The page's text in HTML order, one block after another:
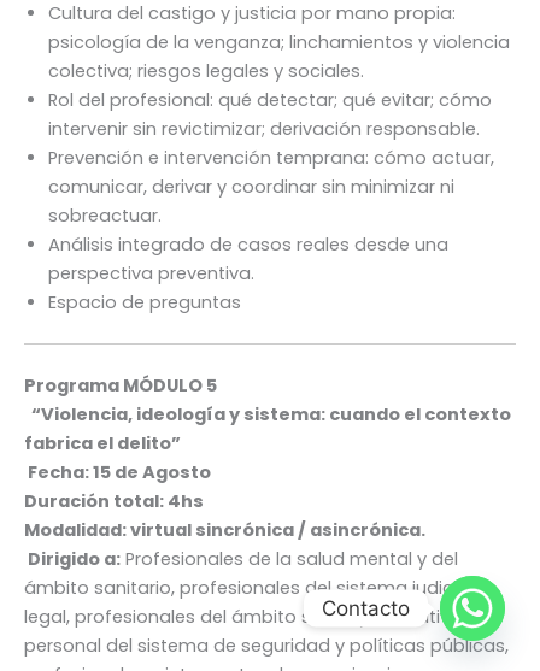
Cultura del castigo y justicia por mano propia:
psicología de la venganza; linchamientos y violencia
colectiva; riesgos legales y sociales.
Rol del profesional: qué detectar; qué evitar; cómo
intervenir sin revictimizar; derivación responsable.
Prevención e intervención temprana: cómo actuar,
comunicar, derivar y coordinar sin minimizar ni
sobreactuar.
Análisis integrado de casos reales desde una
perspectiva preventiva.
Espacio de preguntas
Programa MÓDULO 5
“Violencia, ideología y sistema: cuando el contexto
fabrica el delito”
Fecha: 15 de Agosto
Duración total: 4hs
Modalidad: virtual sincrónica / asincrónica.
Dirigido a: Profesionales de la salud mental y del
ámbito sanitario, profesionales del sistema judicial y
legal, profesionales del ámbito social y educativo,
personal del sistema de seguridad y políticas públicas,
Contacto